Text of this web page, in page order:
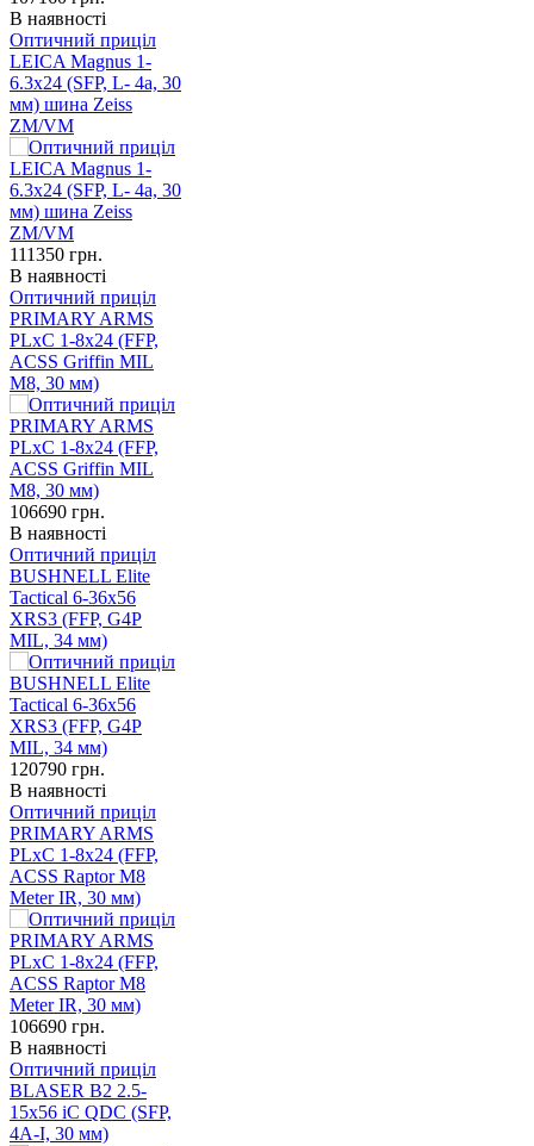
В наявності
Оптичний приціл
LEICA Magnus 1-
6.3x24 (SFP, L- 4а, 30
мм) шина Zeiss
ZM/VM
111350 грн.
В наявності
Оптичний приціл
PRIMARY ARMS
PLxC 1-8x24 (FFP,
ACSS Griffin MIL
M8, 30 мм)
106690 грн.
В наявності
Оптичний приціл
BUSHNELL Elite
Tactical 6-36x56
XRS3 (FFP, G4P
MIL, 34 мм)
120790 грн.
В наявності
Оптичний приціл
PRIMARY ARMS
PLxC 1-8x24 (FFP,
ACSS Raptor M8
Meter IR, 30 мм)
106690 грн.
В наявності
Оптичний приціл
BLASER B2 2.5-
15x56 iC QDC (SFP,
4А-I, 30 мм)